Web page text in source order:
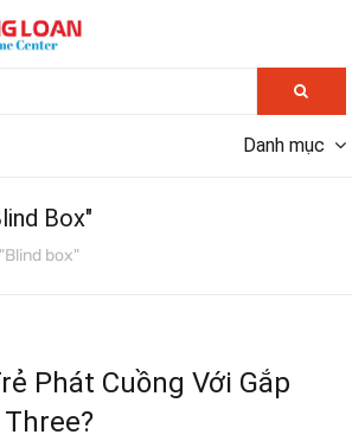
Danh mục
Box"
box"
Phát Cuồng Với Gắp